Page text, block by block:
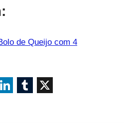
de Queijo com 4